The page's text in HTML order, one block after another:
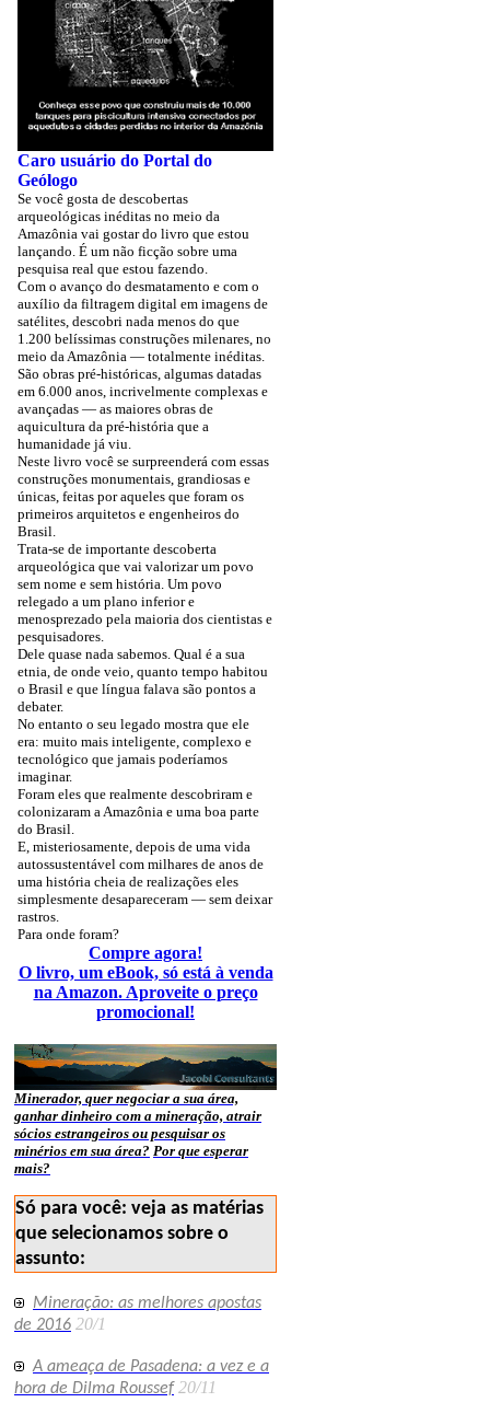
Caro usuário do Portal do
Geólogo
Se você gosta de descobertas
arqueológicas inéditas no meio da
Amazônia vai gostar do livro que estou
lançando. É um não ficção sobre uma
pesquisa real que estou fazendo.
Com o avanço do desmatamento e com o
auxílio da filtragem digital em imagens de
satélites, descobri nada menos do que
1.200 belíssimas construções milenares, no
meio da Amazônia — totalmente inéditas.
São obras pré-históricas, algumas datadas
em 6.000 anos, incrivelmente complexas e
avançadas — as maiores obras de
aquicultura da pré-história que a
humanidade já viu.
Neste livro você se surpreenderá com essas
construções monumentais, grandiosas e
únicas, feitas por aqueles que foram os
primeiros arquitetos e engenheiros do
Brasil.
Trata-se de importante descoberta
arqueológica que vai valorizar um povo
sem nome e sem história. Um povo
relegado a um plano inferior e
menosprezado pela maioria dos cientistas e
pesquisadores.
Dele quase nada sabemos. Qual é a sua
etnia, de onde veio, quanto tempo habitou
o Brasil e que língua falava são pontos a
debater.
No entanto o seu legado mostra que ele
era: muito mais inteligente, complexo e
tecnológico que jamais poderíamos
imaginar.
Foram eles que realmente descobriram e
colonizaram a Amazônia e uma boa parte
do Brasil.
E, misteriosamente, depois de uma vida
autossustentável com milhares de anos de
uma história cheia de realizações eles
simplesmente desapareceram — sem deixar
rastros.
Para onde foram?
Compre agora!
O livro, um eBook, só está à venda
na Amazon. Aproveite o preço
promocional!
Minerador, quer negociar a sua área,
ganhar dinheiro com a mineração, atrair
sócios estrangeiros ou pesquisar os
minérios em sua área? Por que esperar
mais?
Só para você: veja as matérias
que selecionamos sobre o
assunto:
Mineração: as melhores apostas
de 2016 20/1
A ameaça de Pasadena: a vez e a
hora de Dilma Roussef 20/11